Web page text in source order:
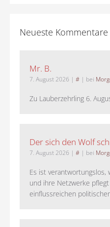
Neueste Kommentare
Mr. B.
7. August 2026 | # | bei
Zu Lauberzehrling 6.
Der sich den Wolf
7. August 2026 | # | bei
Es ist verantwortungslos,
und ihre Netzwerke
einflussreichen